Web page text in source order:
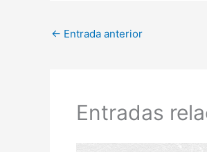
← Entrada anterior
Entradas